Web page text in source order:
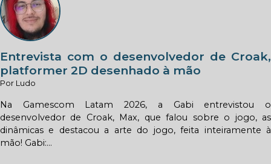
Entrevista com o desenvolvedor de Croak,
platformer 2D desenhado à mão
Por Ludo
Na Gamescom Latam 2026, a Gabi entrevistou o
desenvolvedor de Croak, Max, que falou sobre o jogo, as
dinâmicas e destacou a arte do jogo, feita inteiramente à
mão! Gabi:...